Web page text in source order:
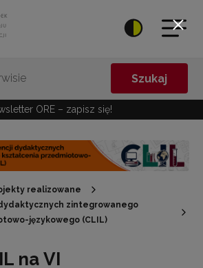
Szukaj
ORE – zapisz się!
realizowane
zintegrowanego
językowego (CLIL)
na VI